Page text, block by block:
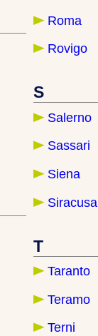
Roma
Rovigo
S
Salerno
Sassari
Siena
Siracusa
T
Taranto
Teramo
Terni